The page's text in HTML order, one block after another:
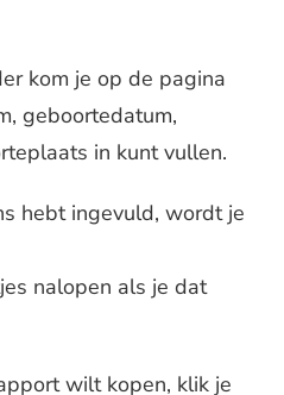
kom je op de pagina
geboortedatum,
in kunt vullen.
hebt ingevuld, wordt je
nalopen als je dat
wilt kopen, klik je